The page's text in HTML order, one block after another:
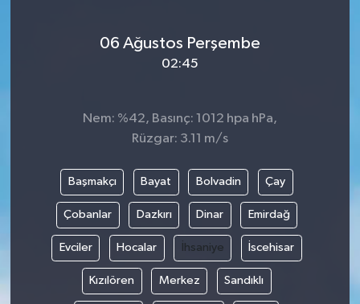
06 Ağustos Perşembe
02:45
Nem: %42, Basınç: 1012 hpa hPa,
Rüzgar: 3.11 m/s
Başmakçı Bayat Bolvadin Çay
Çobanlar Dazkırı Dinar Emirdağ
Evciler Hocalar İhsaniye İscehisar
Kızılören Merkez Sandıklı